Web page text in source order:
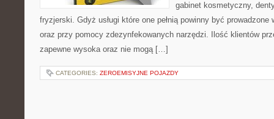
gabinet kosmetyczny,
fryzjerski. Gdyż usługi które one pełnią powinny być
oraz przy pomocy zdezynfekowanych narzędzi. Ilość klientów
zapewne wysoka oraz nie mogą […]
CATEGORIES: ZEROEMISYJNE POJAZDY